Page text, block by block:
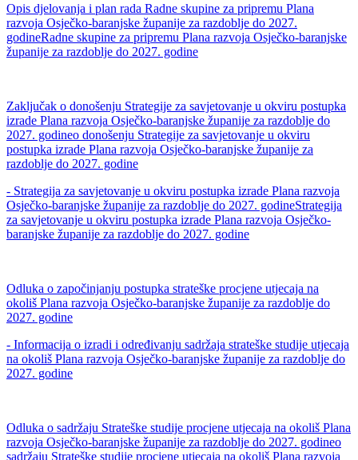
Opis djelovanja i plan rada Radne skupine za pripremu Plana
razvoja Osječko-baranjske županije za razdoblje do 2027.
godineRadne skupine za pripremu Plana razvoja Osječko-baranjske
županije za razdoblje do 2027. godine
Zaključak o donošenju Strategije za savjetovanje u okviru postupka
izrade Plana razvoja Osječko-baranjske županije za razdoblje do
2027. godineo donošenju Strategije za savjetovanje u okviru
postupka izrade Plana razvoja Osječko-baranjske županije za
razdoblje do 2027. godine
- Strategija za savjetovanje u okviru postupka izrade Plana razvoja
Osječko-baranjske županije za razdoblje do 2027. godineStrategija
za savjetovanje u okviru postupka izrade Plana razvoja Osječko-
baranjske županije za razdoblje do 2027. godine
Odluka o započinjanju postupka strateške procjene utjecaja na
okoliš Plana razvoja Osječko-baranjske županije za razdoblje do
2027. godine
- Informacija o izradi i određivanju sadržaja strateške studije utjecaja
na okoliš Plana razvoja Osječko-baranjske županije za razdoblje do
2027. godine
Odluka o sadržaju Strateške studije procjene utjecaja na okoliš Plana
razvoja Osječko-baranjske županije za razdoblje do 2027. godineo
sadržaju Strateške studije procjene utjecaja na okoliš Plana razvoja